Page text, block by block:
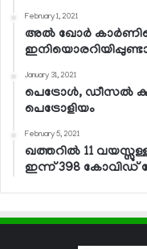
February 1, 2021
അല്‍ ഖോര്‍
January 31, 2021
പെട്രോള്‍, ഡീസല്‍
പെട്രോളിയം
February 5, 2021
ഖത്തറില്‍ 11
ഇന്ന് 398